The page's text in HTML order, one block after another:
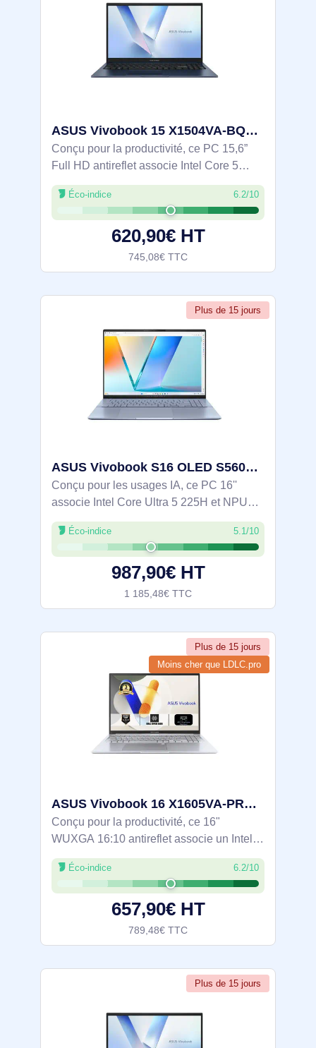
ASUS Vivobook 15 X1504VA-BQ2858W Intel Core 5 120U Ordinateur portable 39,6 cm (15.6") Full HD 16 Go - 90NB13Y1-M00TL0
Conçu pour la productivité, ce PC 15,6”
Full HD antireflet associe Intel Core 5
120U, 16 Go DDR4 et SSD NVMe PCIe
4.0 de 512 Go pour un travail fluide. Léger
(1,7 kg) avec Wi‑Fi 6, USB‑C et HDMI, il
Éco-indice 6.2/10
620,90€ HT
745,08€ TTC
Plus de 15 jours
ASUS Vivobook S16 OLED S5606CA-RI149X Intel Core Ultra 5 225H Ordinateur portable 40,6 cm (16") 3K 3 - 90NB1551-M00A80
Conçu pour les usages IA, ce PC 16''
associe Intel Core Ultra 5 225H et NPU
Intel AI Boost pour accélérer les
traitements locaux. Écran OLED 3K 120
Hz (HDR True Black 600, 100% DCI‑P3)
Éco-indice 5.1/10
987,90€ HT
1 185,48€ TTC
Plus de 15 jours
Moins cher que LDLC.pro
ASUS Vivobook 16 X1605VA-PRO-MB2382X Intel® Core™ i5 i5-13420H Ordinateur portable 40,6 cm (16") WUX - 90NB10N2-M02V50
Conçu pour la productivité, ce 16"
WUXGA 16:10 antireflet associe un Intel
Core i5-13420H (8 coeurs, turbo 4,6 GHz),
16 Go DDR4 et un SSD NVMe PCIe 4.0
de 512 Go sous Windows 11 Pro. Wi-Fi
Éco-indice 6.2/10
657,90€ HT
789,48€ TTC
Plus de 15 jours